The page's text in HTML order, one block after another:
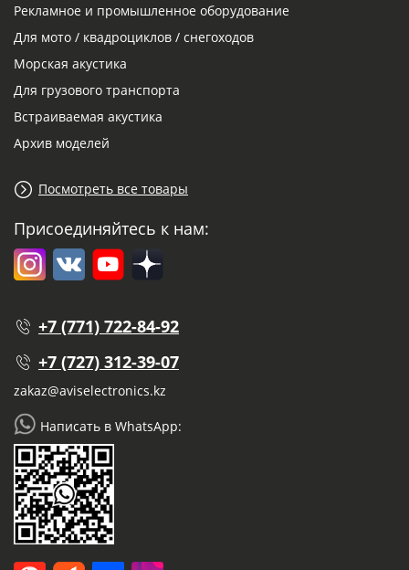
Рекламное и промышленное оборудование
Для мото / квадроциклов / снегоходов
Морская акустика
Для грузового транспорта
Встраиваемая акустика
Архив моделей
Посмотреть все товары
Присоединяйтесь к нам:
+7 (771) 722-84-92
+7 (727) 312-39-07
zakaz@aviselectronics.kz
Написать в WhatsApp: